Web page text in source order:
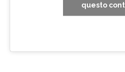
questo